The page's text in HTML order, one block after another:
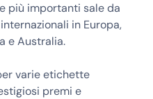
più importanti sale da
in Europa,
e Australia.
varie etichette
premi e